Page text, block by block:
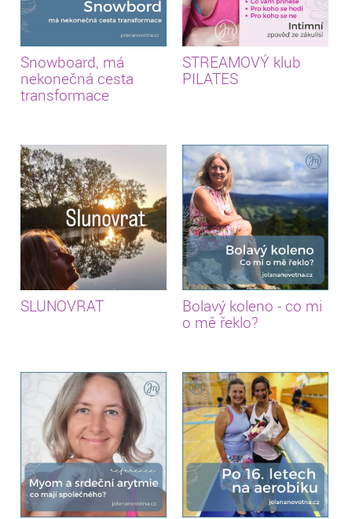
Snowboard, má
nekonečná cesta
transformace
STREAMOVÝ klub
PILATES
SLUNOVRAT
Bolavý koleno - co mi
o mě řeklo?